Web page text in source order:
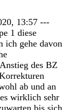
13:57 ---
1 diese
ich gehe davon
des BZ
ab und an
wirklich sehr
bis sich